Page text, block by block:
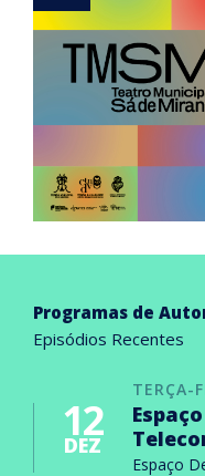
Programas de
Episódios Recentes
TERÇA-
12
DEZ
Espaço